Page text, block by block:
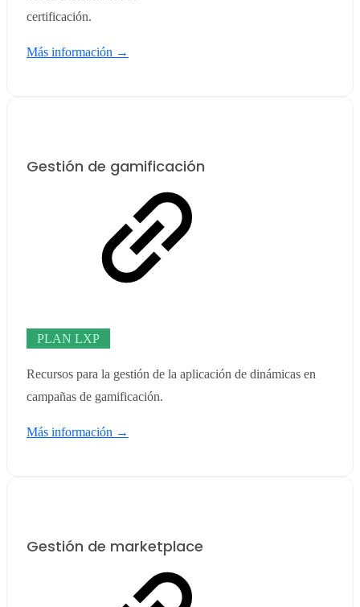
certificación.
Más información →
Gestión de gamificación
PLAN LXP
Recursos para la gestión de la aplicación de dinámicas en
campañas de gamificación.
Más información →
Gestión de marketplace